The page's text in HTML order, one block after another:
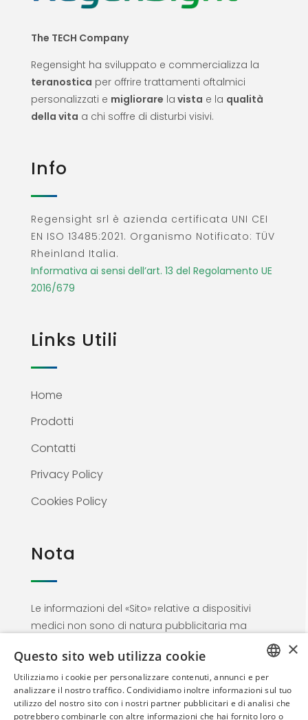
The TECH Company
Regensight ha sviluppato e commercializza la
teranostica per offrire trattamenti oftalmici
personalizzati e migliorare la vista e la qualità
della vita a chi soffre di disturbi visivi.
Info
Regensight srl è azienda certificata UNI CEI
EN ISO 13485:2021. Organismo Notificato: TÜV
Rheinland Italia.
Informativa ai sensi dell’art. 13 del Regolamento UE
2016/679
Links Utili
Home
Prodotti
Contatti
Privacy Policy
Cookies Policy
Nota
Le informazioni del «Sito» relative a dispositivi
medici non sono di natura pubblicitaria ma
personale medico. Proseguendo nella
navigazione l’utente dichiara di essere un
Professionista dell’area sanitaria
ITALIAN
ENGLISH
×
Questo sito web utilizza cookie
Utilizziamo i cookie per personalizzare contenuti, annunci e per
analizzare il nostro traffico. Condividiamo inoltre informazioni sul tuo
utilizzo del nostro sito con i nostri partner pubblicitari e di analisi che
potrebbero combinarle con altre informazioni che hai fornito loro o